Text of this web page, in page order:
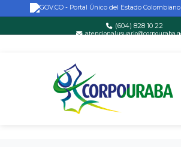
Saltar al contenido principal
(604) 828 10 22